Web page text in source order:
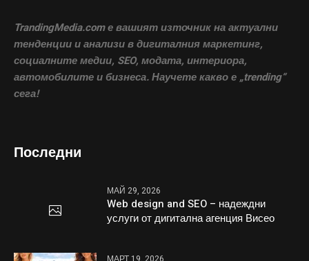
TrandingMedia.com е вашият източник на актуални
тенденции и анализи в дигиталния маркетинг,
социалните медии, SEO, модата, интериора,
автомобилите и бизнеса. Научете какво е „trending“
сега!
Последни
МАЙ 29, 2026
Web design and SEO – надеждни
услуги от дигитална агенция Висео